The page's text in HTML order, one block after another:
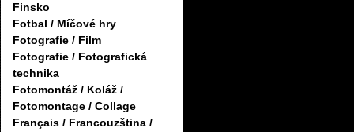
Finsko
Fotbal / Míčové hry
Fotografie / Film
Fotografie / Fotografická
technika
Fotomontáž / Koláž /
Fotomontage / Collage
Français / Francouzština /